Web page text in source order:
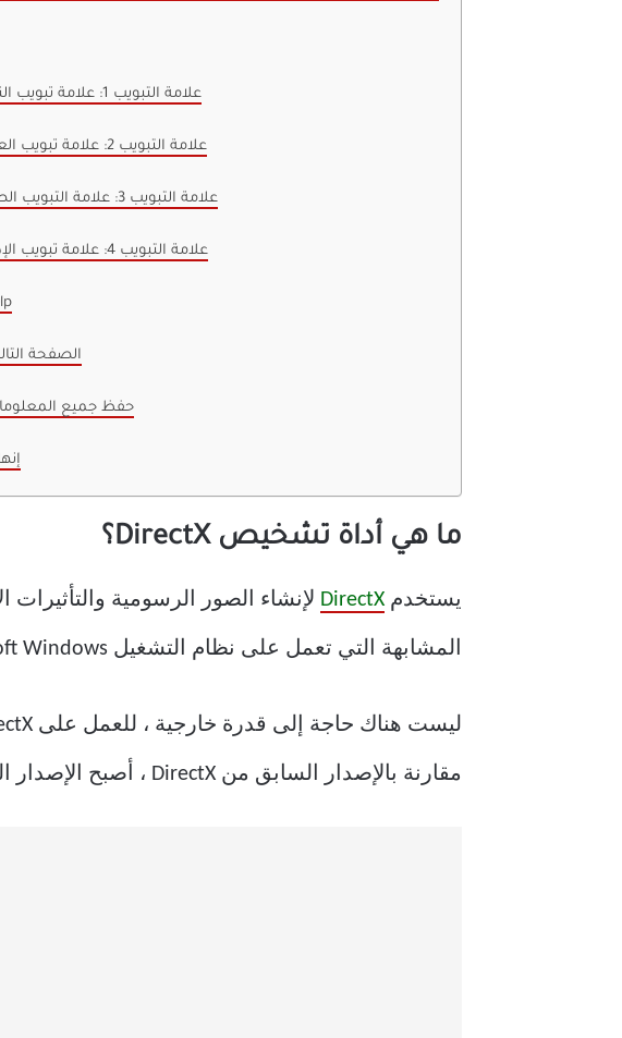
علامة التبويب 1: علامة تبويب النظام
علامة التبويب 2: علامة تبويب العرض
علامة التبويب 3: علامة التبويب الصوت
علامة التبويب 4: علامة تبويب الإدخال
2. الصفحة
3. حفظ جميع
4.
ما هي أداة تشخيص DirectX؟
يستخدم DirectX لإنشاء الصور الرسومية
المشابهة التي تعمل على نظام التشغيل Microsoft Windows والعمل عليها.
مقارنة بالإصدار السابق من DirectX ، أصبح الإصدار الذي تمت ترقيته جزءًا لا يتجزأ من نظام التشغيل Microsoft Windows.